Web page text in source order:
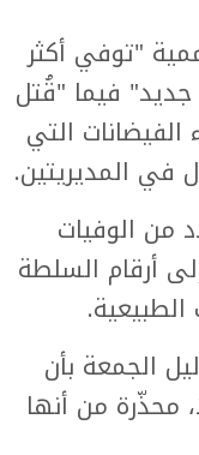
"توفي أكثر
فيما "قُتل
التي
في المديريتين.
من الوفيات
أرقام السلطة
الطبيعية.
الجمعة بأن
تبلغ 62 قتيلًا، محذّرة من أنها